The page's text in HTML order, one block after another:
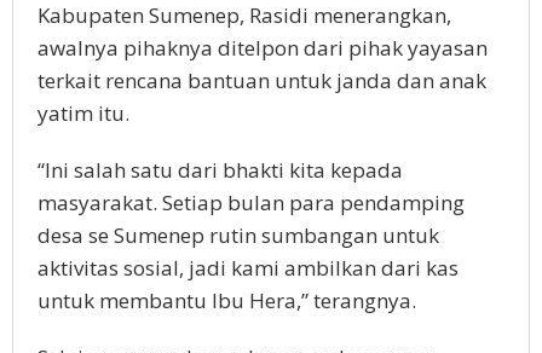
Kabupaten Sumenep, Rasidi menerangkan,
awalnya pihaknya ditelpon dari pihak yayasan
terkait rencana bantuan untuk janda dan anak
yatim itu.
“Ini salah satu dari bhakti kita kepada
masyarakat. Setiap bulan para pendamping
desa se Sumenep rutin sumbangan untuk
aktivitas sosial, jadi kami ambilkan dari kas
untuk membantu Ibu Hera,” terangnya.